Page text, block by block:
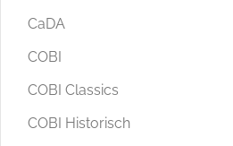
CaDA
COBI
COBI Classics
COBI Historisch